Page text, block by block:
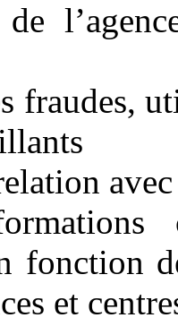
fraudes,
fonction
et